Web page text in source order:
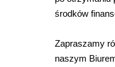
środków
Zapraszamy
naszym